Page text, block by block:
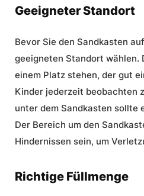
Geeigneter Standort
Bevor Sie den Sandkasten
geeigneten Standort wählen.
einem Platz stehen, der gut
Kinder jederzeit beobachten
unter dem Sandkasten sollte
Der Bereich um den
Hindernissen sein, um
Richtige Füllmenge